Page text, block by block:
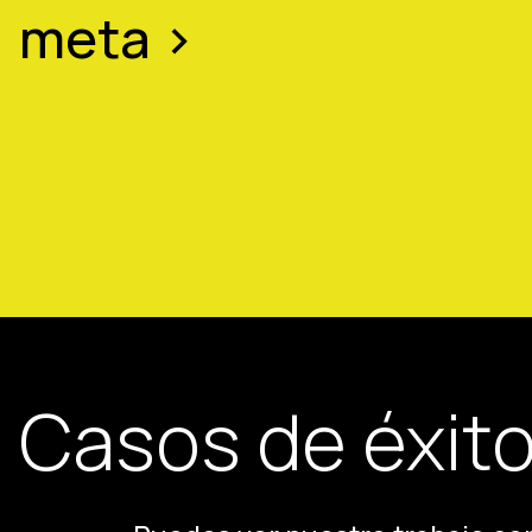
meta >
Casos de